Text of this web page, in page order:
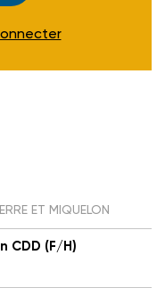
ET MIQUELON
CDD (F/H)